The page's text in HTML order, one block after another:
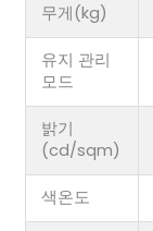
무게(kg)
유지 관리
모드
밝기
(cd/sqm)
색온도